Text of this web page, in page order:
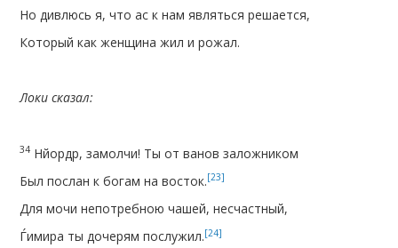
Но дивлюсь я, что ас к нам являться решается,
Который как женщина жил и рожал.
Локи сказал:
34 Нйордр, замолчи! Ты от ванов заложником
Был послан к богам на восток.[23]
Для мочи непотребною чашей, несчастный,
Ѓимира ты дочерям послужил.[24]